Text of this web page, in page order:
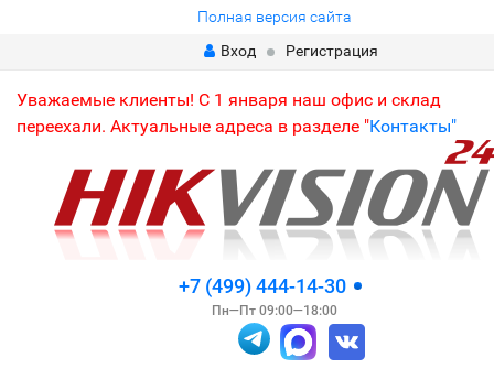
Полная версия сайта
Вход
Регистрация
Уважаемые клиенты! С 1 января наш офис и склад
переехали. Актуальные адреса в разделе "Контакты"
+7 (499) 444-14-30
Пн—Пт 09:00—18:00